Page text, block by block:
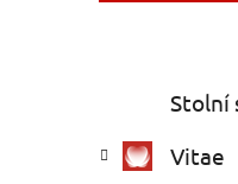
s
kategorie
e
Stolní
Vitae